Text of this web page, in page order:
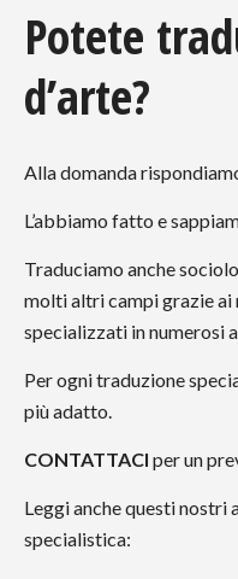
Potete
d’arte?
Alla domanda
L’abbiamo fatto e
Traduciamo anche
molti altri campi grazie
specializzati in numerosi
Per ogni traduzione
più adatto.
CONTATTACI per un
Leggi anche questi
specialistica: